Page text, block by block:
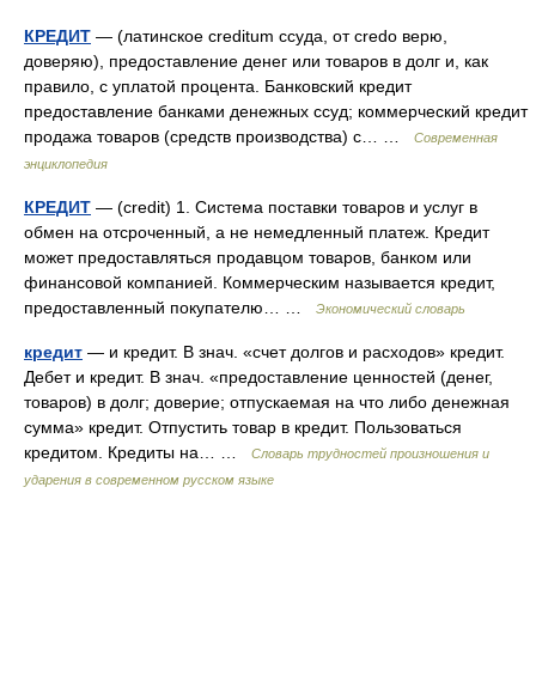
КРЕДИТ — (латинское creditum ссуда, от credo верю,
доверяю), предоставление денег или товаров в долг и, как
правило, с уплатой процента. Банковский кредит
предоставление банками денежных ссуд; коммерческий кредит
продажа товаров (средств производства) с… …
Современная
энциклопедия
КРЕДИТ — (credit) 1. Система поставки товаров и услуг в
обмен на отсроченный, а не немедленный платеж. Кредит
может предоставляться продавцом товаров, банком или
финансовой компанией. Коммерческим называется кредит,
предоставленный покупателю… …
Экономический словарь
кредит — и кредит. В знач. «счет долгов и расходов» кредит.
Дебет и кредит. В знач. «предоставление ценностей (денег,
товаров) в долг; доверие; отпускаемая на что либо денежная
сумма» кредит. Отпустить товар в кредит. Пользоваться
кредитом. Кредиты на… …
Словарь трудностей произношения и
ударения в современном русском языке